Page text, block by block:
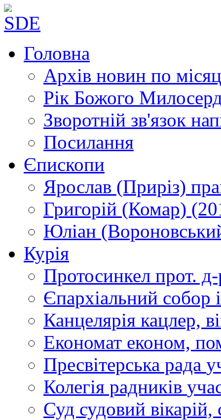
Головна
Архів новин по
Рік Божого
Зворотній зв'язок
Посилання
Єпископи
Ярослав (Приріз)
Григорій (Комар)
Юліан
Курія
Протосинкел прот.
Єпархіальний собор
Канцелярія кацлер,
Економат економ,
Пресвітерська рада
Колегія радників
Суд судовий вікарій,